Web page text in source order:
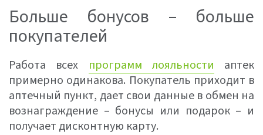
Больше бонусов – больше
покупателей
Работа всех программ лояльности аптек
примерно одинакова. Покупатель приходит в
аптечный пункт, дает свои данные в обмен на
вознаграждение – бонусы или подарок – и
получает дисконтную карту.